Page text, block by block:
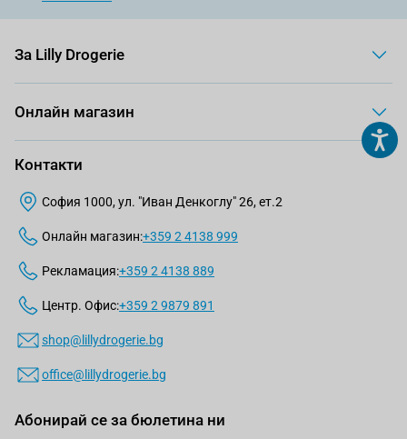
За Lilly Drogerie
Онлайн магазин
Контакти
София 1000, ул. "Иван Денкоглу" 26, ет.2
Онлайн магазин:+359 2 4138 999
Рекламация:+359 2 4138 889
Центр. Офис:+359 2 9879 891
shop@lillydrogerie.bg
office@lillydrogerie.bg
Абонирай се за бюлетина ни